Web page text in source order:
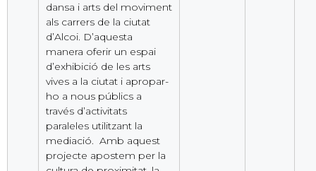
dansa i arts del moviment
als carrers de la ciutat
d’Alcoi. D’aquesta
manera oferir un espai
d’exhibició de les arts
vives a la ciutat i apropar-
ho a nous públics a
través d’activitats
paraleles utilitzant la
mediació. Amb aquest
projecte apostem per la